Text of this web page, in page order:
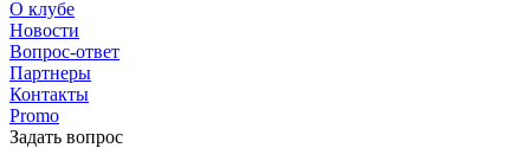
О клубе
Новости
Вопрос-ответ
Партнеры
Контакты
Promo
Задать вопрос